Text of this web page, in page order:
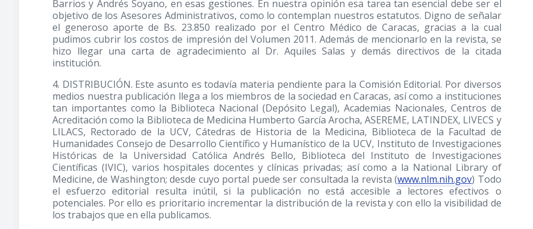
Barrios y Andrés Soyano, en esas gestiones. En nuestra opinión esa tarea tan esencial debe ser el
objetivo de los Asesores Administrativos, como lo contemplan nuestros estatutos. Digno de señalar
el generoso aporte de Bs. 23.850 realizado por el Centro Médico de Caracas, gracias a la cual
pudimos cubrir los costos de impresión del Volumen 2011. Además de mencionarlo en la revista, se
hizo llegar una carta de agradecimiento al Dr. Aquiles Salas y demás directivos de la citada
institución.
4. DISTRIBUCIÓN. Este asunto es todavía materia pendiente para la Comisión Editorial. Por diversos
medios nuestra publicación llega a los miembros de la sociedad en Caracas, así como a instituciones
tan importantes como la Biblioteca Nacional (Depósito Legal), Academias Nacionales, Centros de
Acreditación como la Biblioteca de Medicina Humberto García Arocha, ASEREME, LATINDEX, LIVECS y
LILACS, Rectorado de la UCV, Cátedras de Historia de la Medicina, Biblioteca de la Facultad de
Humanidades Consejo de Desarrollo Científico y Humanístico de la UCV, Instituto de Investigaciones
Históricas de la Universidad Católica Andrés Bello, Biblioteca del Instituto de Investigaciones
Científicas (IVIC), varios hospitales docentes y clínicas privadas; así como a la National Library of
Medicine, de Washington; desde cuyo portal puede ser consultada la revista (www.nlm.nih.gov) Todo
el esfuerzo editorial resulta inútil, si la publicación no está accesible a lectores efectivos o
potenciales. Por ello es prioritario incrementar la distribución de la revista y con ello la visibilidad de
los trabajos que en ella publicamos.